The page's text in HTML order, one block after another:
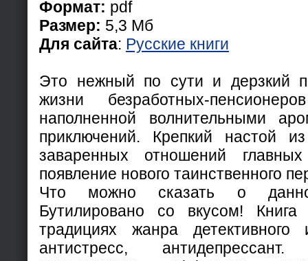
Формат: pdf
Размер: 5,3 Мб
Для сайта: Русские книги
Это нежный по сути и дерзкий
жизни безработных-
наполненной волнительными
приключений. Крепкий настой
заваренных отношений
появление нового таинственного
Что можно сказать о
Бутилировано со вкусом!
традициях жанра
антистресс,